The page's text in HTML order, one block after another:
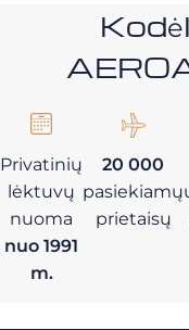
Privatinių
lėktuvų
nuoma
nuo 1991
m.
20 000
pasiekiamų
prietaisų